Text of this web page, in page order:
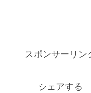
スポンサーリン
シェアする